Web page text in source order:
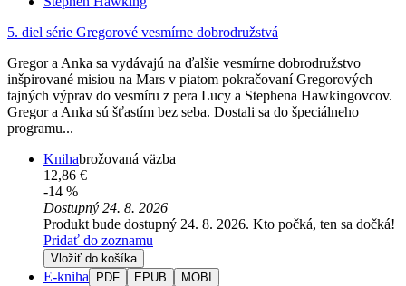
5. diel série Gregorové vesmírne dobrodružstvá
Gregor a Anka sa vydávajú na ďalšie vesmírne dobrodružstvo
inšpirované misiou na Mars v piatom pokračovaní Gregorových
tajných výprav do vesmíru z pera Lucy a Stephena Hawkingovcov.
Gregor a Anka sú šťastím bez seba. Dostali sa do špeciálneho
programu...
Knihabrožovaná väzba
12,86 €
-14 %
Dostupný 24. 8. 2026
Produkt bude dostupný 24. 8. 2026. Kto počká, ten sa dočká!
Pridať do zoznamu
Vložiť do košíka
E-kniha PDF EPUB MOBI